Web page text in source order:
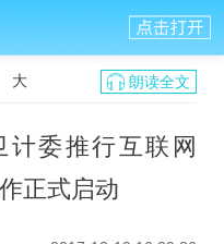
大 朗读全文
计委推行互联网
正式启动